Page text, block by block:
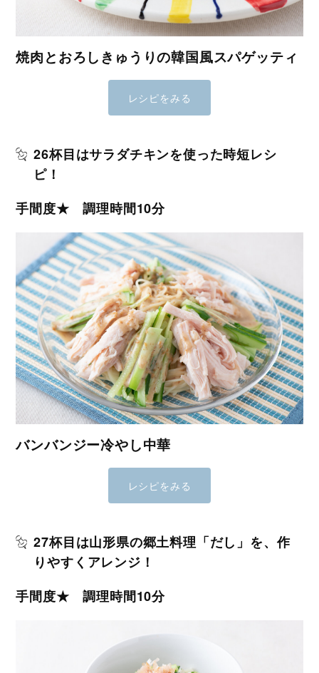
焼肉とおろしきゅうりの韓国風スパゲッティ
レシピをみる
26杯目はサラダチキンを使った時短レシ
ピ！
手間度★ 調理時間10分
バンバンジー冷やし中華
レシピをみる
27杯目は山形県の郷土料理「だし」を、作
りやすくアレンジ！
手間度★ 調理時間10分